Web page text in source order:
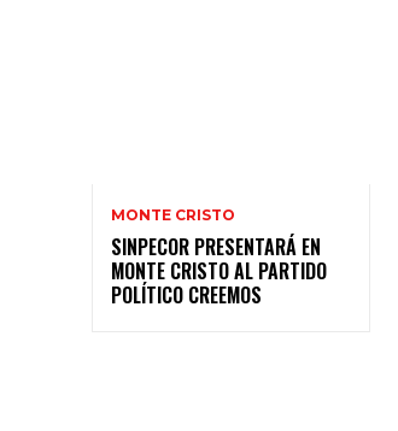
MONTE CRISTO
SINPECOR PRESENTARÁ EN
MONTE CRISTO AL PARTIDO
POLÍTICO CREEMOS